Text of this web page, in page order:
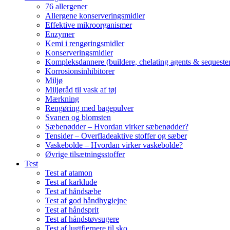
76 allergener
Allergene konserveringsmidler
Effektive mikroorganismer
Enzymer
Kemi i rengøringsmidler
Konserveringsmidler
Kompleksdannere (buildere, chelating agents &
Korrosionsinhibitorer
Miljø
Miljøråd til vask af tøj
Mærkning
Rengøring med bagepulver
Svanen og blomsten
Sæbenødder – Hvordan virker sæbenødder?
Tensider – Overfladeaktive stoffer og sæber
Vaskebolde – Hvordan virker vaskebolde?
Øvrige tilsætningsstoffer
Test
Test af atamon
Test af karklude
Test af håndsæbe
Test af god håndhygiejne
Test af håndsprit
Test af håndstøvsugere
Test af lugtfjernere til sko